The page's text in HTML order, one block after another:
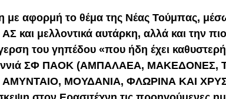
με αφορμή το θέμα της Νέας Τούμπας,
και μελλοντικά αυτάρκη, αλλά και την
του γηπέδου «που ήδη έχει
ΣΦ ΠΑΟΚ (ΑΜΠΑΛΑΕΑ, ΜΑΚΕΔΟΝΕΣ,
ΜΟΥΔΑΝΙΑ, ΦΛΩΡΙΝΑ ΚΑΙ